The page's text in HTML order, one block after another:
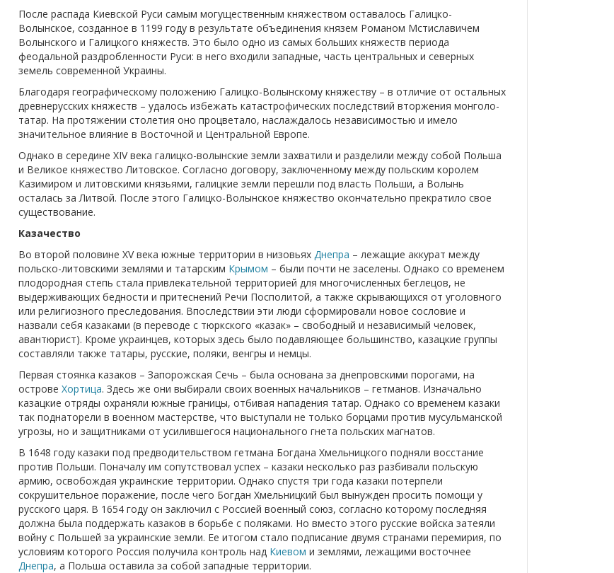
После распада Киевской Руси самым могущественным княжеством оставалось Галицко-
Волынское, созданное в 1199 году в результате объединения князем Романом Мстиславичем
Волынского и Галицкого княжеств. Это было одно из самых больших княжеств периода
феодальной раздробленности Руси: в него входили западные, часть центральных и северных
земель современной Украины.
Благодаря географическому положению Галицко-Волынскому княжеству – в отличие от остальных
древнерусских княжеств – удалось избежать катастрофических последствий вторжения монголо-
татар. На протяжении столетия оно процветало, наслаждалось независимостью и имело
значительное влияние в Восточной и Центральной Европе.
Однако в середине XIV века галицко-волынские земли захватили и разделили между собой Польша
и Великое княжество Литовское. Согласно договору, заключенному между польским королем
Казимиром и литовскими князьями, галицкие земли перешли под власть Польши, а Волынь
осталась за Литвой. После этого Галицко-Волынское княжество окончательно прекратило свое
существование.
Казачество
Во второй половине XV века южные территории в низовьях Днепра – лежащие аккурат между
польско-литовскими землями и татарским Крымом – были почти не заселены. Однако со временем
плодородная степь стала привлекательной территорией для многочисленных беглецов, не
выдерживающих бедности и притеснений Речи Посполитой, а также скрывающихся от уголовного
или религиозного преследования. Впоследствии эти люди сформировали новое сословие и
назвали себя казаками (в переводе с тюркского «казак» – свободный и независимый человек,
авантюрист). Кроме украинцев, которых здесь было подавляющее большинство, казацкие группы
составляли также татары, русские, поляки, венгры и немцы.
Первая стоянка казаков – Запорожская Сечь – была основана за днепровскими порогами, на
острове Хортица. Здесь же они выбирали своих военных начальников – гетманов. Изначально
казацкие отряды охраняли южные границы, отбивая нападения татар. Однако со временем казаки
так поднаторели в военном мастерстве, что выступали не только борцами против мусульманской
угрозы, но и защитниками от усилившегося национального гнета польских магнатов.
В 1648 году казаки под предводительством гетмана Богдана Хмельницкого подняли восстание
против Польши. Поначалу им сопутствовал успех – казаки несколько раз разбивали польскую
армию, освобождая украинские территории. Однако спустя три года казаки потерпели
сокрушительное поражение, после чего Богдан Хмельницкий был вынужден просить помощи у
русского царя. В 1654 году он заключил с Россией военный союз, согласно которому последняя
должна была поддержать казаков в борьбе с поляками. Но вместо этого русские войска затеяли
войну с Польшей за украинские земли. Ее итогом стало подписание двумя странами перемирия, по
условиям которого Россия получила контроль над Киевом и землями, лежащими восточнее
Днепра, а Польша оставила за собой западные территории.